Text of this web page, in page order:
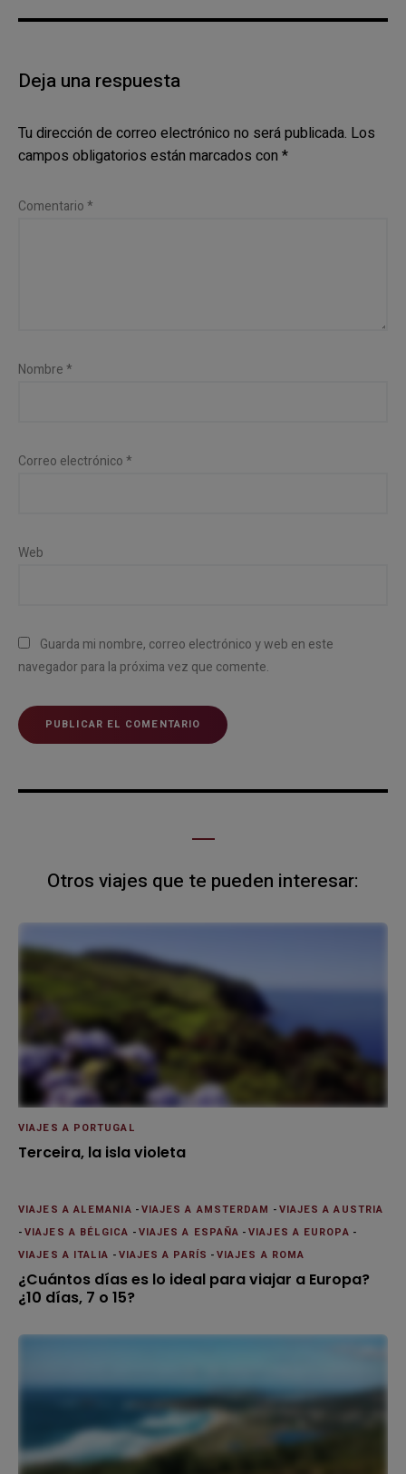
Deja una respuesta
Tu dirección de correo electrónico no será publicada. Los
campos obligatorios están marcados con *
Comentario*
Nombre*
Correo electrónico*
Web
Guarda mi nombre, correo electrónico y web en este
navegador para la próxima vez que comente.
Otros viajes que te pueden interesar:
VIAJES A PORTUGAL
Terceira, la isla violeta
VIAJES A ALEMANIA -VIAJES A AMSTERDAM -VIAJES A AUSTRIA
-VIAJES A BÉLGICA -VIAJES A ESPAÑA -VIAJES A EUROPA -
VIAJES A ITALIA -VIAJES A PARÍS -VIAJES A ROMA
¿Cuántos días es lo ideal para viajar a Europa?
¿10 días, 7 o 15?